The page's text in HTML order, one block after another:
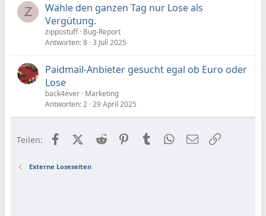
Z
Wähle den ganzen Tag nur Lose als
Vergütung.
zippostuff Bug-Report
Antworten 8 3 Juli 2025
Paidmail-Anbieter gesucht egal ob Euro oder
Lose
back4ever Marketing
Antworten 2 29 April 2025
Teilen: FacebookX (Twitter)
Reddit PinterestTumblr WhatsApp
E-Mail
Externe Loseseiten